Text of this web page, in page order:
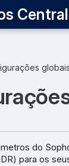
globais
do
para os